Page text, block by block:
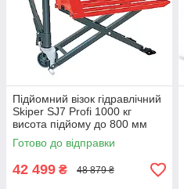
Підйомний візок гідравлічний
Skiper SJ7 Profi 1000 кг
висота підйому до 800 мм
рокла складська
Готово до відправки
42 499 ₴ 48 879 ₴